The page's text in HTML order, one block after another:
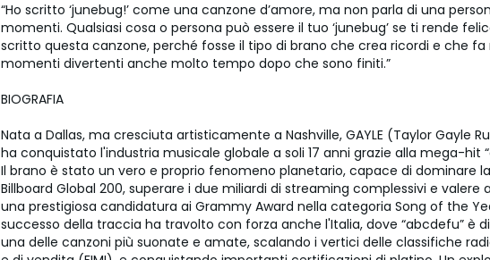
“Ho scritto ‘junebug!’ come una canzone d’amore, ma non parla di una
momenti. Qualsiasi cosa o persona può essere il tuo ‘junebug’ se ti rende
scritto questa canzone, perché fosse il tipo di brano che crea ricordi e che fa
momenti divertenti anche molto tempo dopo che sono finiti.”
BIOGRAFIA
Nata a Dallas, ma cresciuta artisticamente a Nashville, GAYLE (Taylor Gayle
ha conquistato l'industria musicale globale a soli 17 anni grazie alla mega-hit
Il brano è stato un vero e proprio fenomeno planetario, capace di dominare
Billboard Global 200, superare i due miliardi di streaming complessivi e valere
una prestigiosa candidatura ai Grammy Award nella categoria Song of the
successo della traccia ha travolto con forza anche l'Italia, dove “abcdefu” è
una delle canzoni più suonate e amate, scalando i vertici delle classifiche